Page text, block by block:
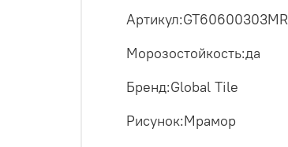
Артикул:GT60600303MR
Морозостойкость:да
Бренд:Global Tile
Рисунок:Мрамор